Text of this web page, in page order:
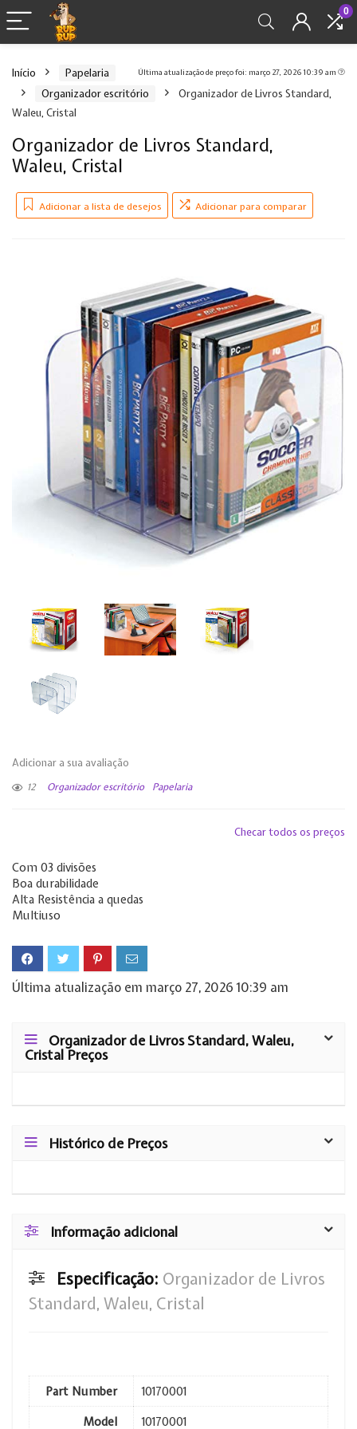
0
Última atualização de preço foi: março 27, 2026 10:39 am
Início
Papelaria
Organizador escritório
Organizador de Livros Standard,
Waleu, Cristal
Organizador de Livros Standard,
Waleu, Cristal
Adicionar a lista de desejos Adicionar para comparar
Adicionar a sua avaliação
12 Organizador escritório Papelaria
Checar todos os preços
Com 03 divisões
Boa durabilidade
Alta Resistência a quedas
Multiuso
Última atualização em março 27, 2026 10:39 am
Organizador de Livros Standard, Waleu,
Cristal Preços
Histórico de Preços
Informação adicional
Especificação: Organizador de Livros
Standard, Waleu, Cristal
Part Number
10170001
Model
10170001